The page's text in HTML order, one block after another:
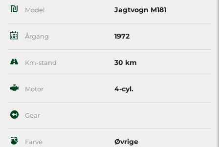
Model Jagtvogn M181
Årgang 1972
Km-stand 30 km
Motor 4-cyl.
Gear
Farve Øvrige